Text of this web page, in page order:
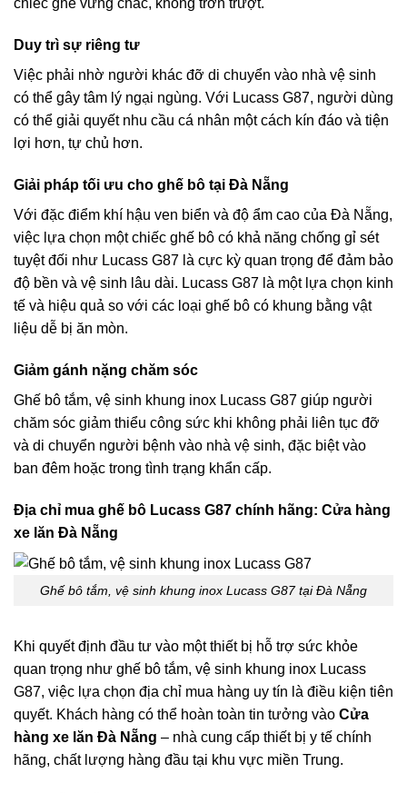
chiếc ghế vững chắc, không trơn trượt.
Duy trì sự riêng tư
Việc phải nhờ người khác đỡ di chuyển vào nhà vệ sinh
có thể gây tâm lý ngại ngùng. Với Lucass G87, người dùng
có thể giải quyết nhu cầu cá nhân một cách kín đáo và tiện
lợi hơn, tự chủ hơn.
Giải pháp tối ưu cho ghế bô tại Đà Nẵng
Với đặc điểm khí hậu ven biển và độ ẩm cao của Đà Nẵng,
việc lựa chọn một chiếc ghế bô có khả năng chống gỉ sét
tuyệt đối như Lucass G87 là cực kỳ quan trọng để đảm bảo
độ bền và vệ sinh lâu dài. Lucass G87 là một lựa chọn kinh
tế và hiệu quả so với các loại ghế bô có khung bằng vật
liệu dễ bị ăn mòn.
Giảm gánh nặng chăm sóc
Ghế bô tắm, vệ sinh khung inox Lucass G87 giúp người
chăm sóc giảm thiểu công sức khi không phải liên tục đỡ
và di chuyển người bệnh vào nhà vệ sinh, đặc biệt vào
ban đêm hoặc trong tình trạng khẩn cấp.
Địa chỉ mua ghế bô Lucass G87 chính hãng: Cửa hàng
xe lăn Đà Nẵng
Ghế bô tắm, vệ sinh khung inox Lucass G87 tại Đà Nẵng
Khi quyết định đầu tư vào một thiết bị hỗ trợ sức khỏe
quan trọng như ghế bô tắm, vệ sinh khung inox Lucass
G87, việc lựa chọn địa chỉ mua hàng uy tín là điều kiện tiên
quyết. Khách hàng có thể hoàn toàn tin tưởng vào Cửa
hàng xe lăn Đà Nẵng – nhà cung cấp thiết bị y tế chính
hãng, chất lượng hàng đầu tại khu vực miền Trung.